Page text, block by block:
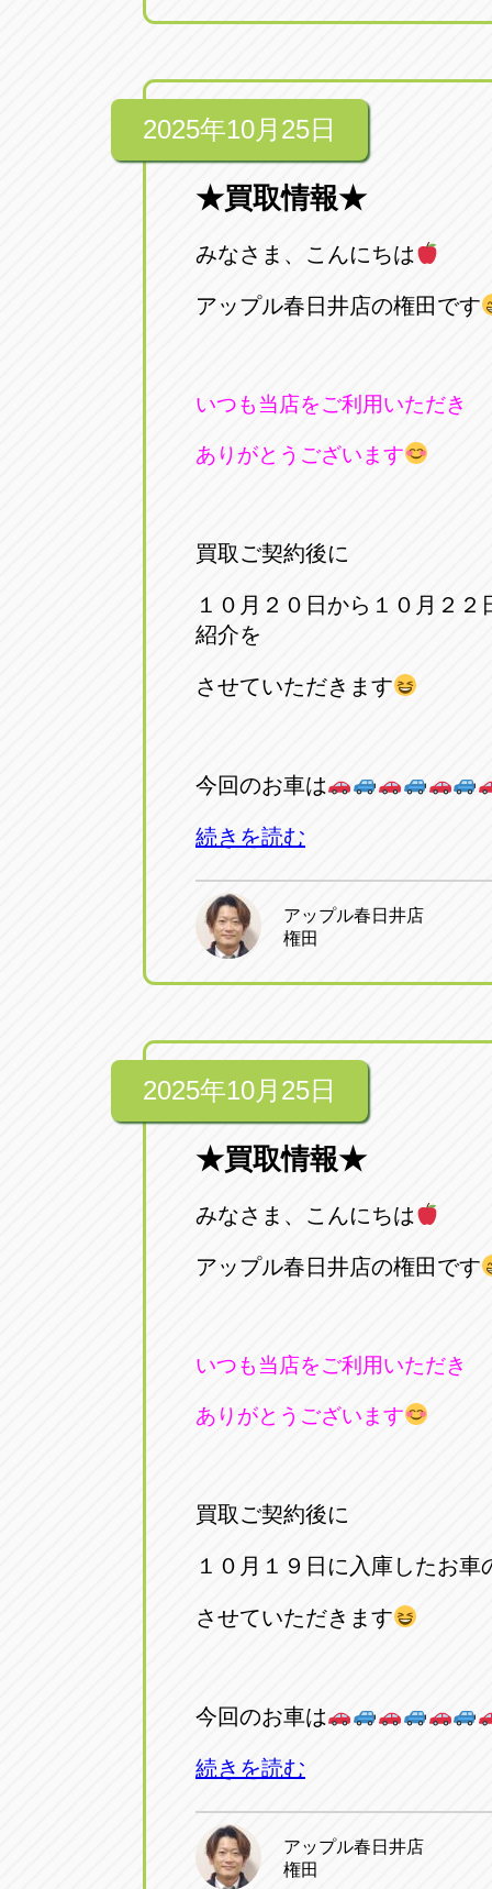
2025年10月25日
★買取情報★
みなさま、こんにちは
アップル春日井店の権田です
いつも当店をご利用いただき
ありがとうございます
買取ご契約後に
１０月２０日から１０月２
紹介を
させていただきます
今回のお車は
続きを読む
アップル春日井店
権田
2025年10月25日
★買取情報★
みなさま、こんにちは
アップル春日井店の権田です
いつも当店をご利用いただき
ありがとうございます
買取ご契約後に
１０月１９日に入庫したお車
させていただきます
今回のお車は
続きを読む
アップル春日井店
権田